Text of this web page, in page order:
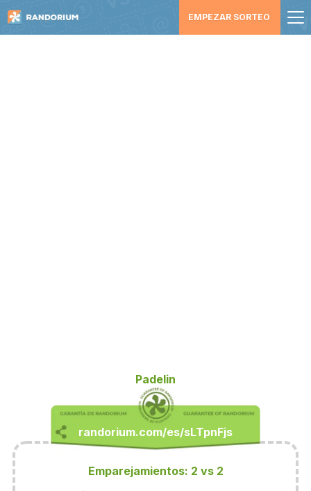
EMPEZAR SORTEO
Padelin
Emparejamientos: 2 vs 2